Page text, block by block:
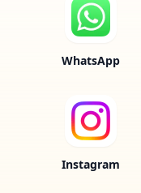
WhatsApp
Instagram